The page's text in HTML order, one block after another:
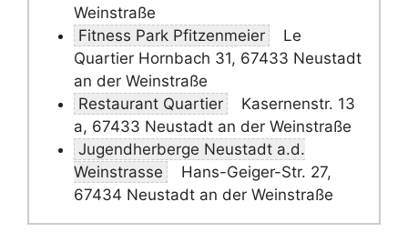
Weinstraße
Fitness Park Pfitzenmeier
Le
Quartier Hornbach 31, 67433 Neustadt
an der Weinstraße
Restaurant Quartier
Kasernenstr. 13
a, 67433 Neustadt an der Weinstraße
Jugendherberge Neustadt a.d.
Weinstrasse
Hans-Geiger-Str. 27,
67434 Neustadt an der Weinstraße